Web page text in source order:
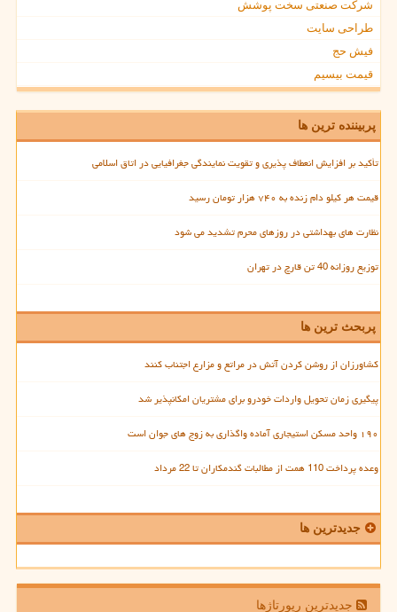
شرکت صنعتی سخت پوشش
طراحی سایت
فیش حج
قیمت بیسیم
پربیننده ترین ها
تأکید بر افزایش انعطاف پذیری و تقویت نمایندگی جغرافیایی در اتاق اسلامی
قیمت هر کیلو دام زنده به ۷۴۰ هزار تومان رسید
نظارت های بهداشتی در روزهای محرم تشدید می شود
توزیع روزانه 40 تن قارچ در تهران
پربحث ترین ها
کشاورزان از روشن کردن آتش در مراتع و مزارع اجتناب کنند
پیگیری زمان تحویل واردات خودرو برای مشتریان امکانپذیر شد
۱۹۰ واحد مسکن استیجاری آماده واگذاری به زوج های جوان است
وعده پرداخت 110 همت از مطالبات گندمکاران تا 22 مرداد
جدیدترین ها
جدیدترین رپورتاژها